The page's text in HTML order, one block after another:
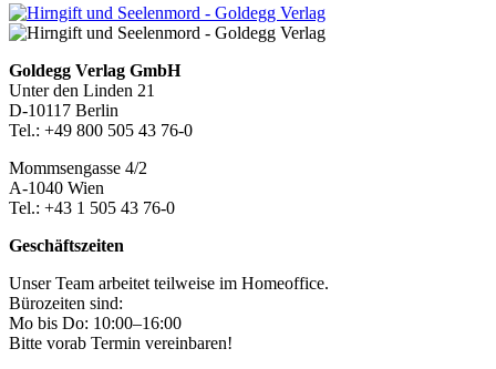
Seitenleiste
Footer-
Section
Goldegg Verlag GmbH
Unter den Linden 21
D-10117 Berlin
Tel.: +49 800 505 43 76-0
Mommsengasse 4/2
A-1040 Wien
Tel.: +43 1 505 43 76-0
Geschäftszeiten
Unser Team arbeitet teilweise im Homeoffice.
Bürozeiten sind:
Mo bis Do: 10:00–16:00
Bitte vorab Termin vereinbaren!